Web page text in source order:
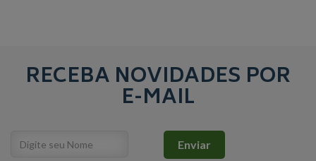
RECEBA NOVIDADES POR
E-MAIL